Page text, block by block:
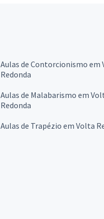
Aulas de Contorcionismo em
Redonda
Aulas de Malabarismo em
Redonda
Aulas de Trapézio em Volta